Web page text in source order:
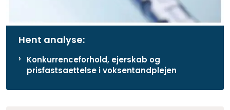
Hent analyse:
Konkurrenceforhold, ejerskab og
prisfastsaettelse i voksentandplejen